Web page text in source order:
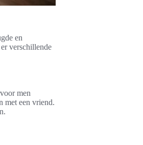
en
verschillende
men
met een vriend.